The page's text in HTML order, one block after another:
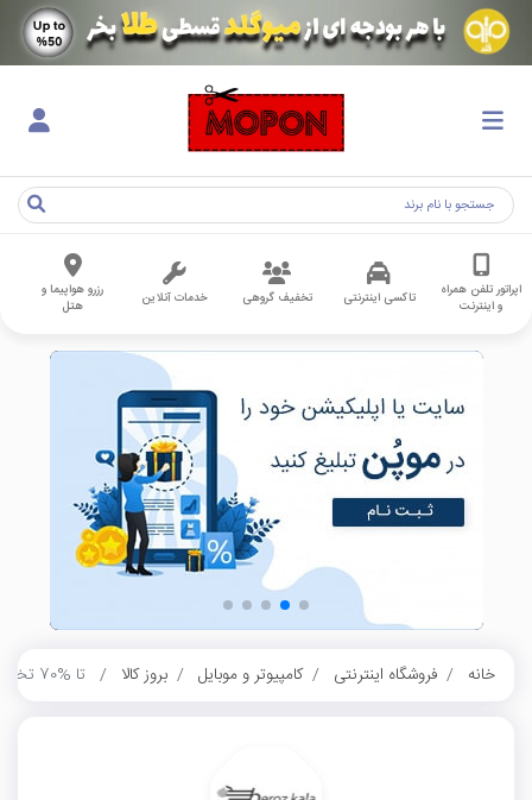
اپراتور تلفن همراه
و اینترنت
تاکسی اینترنتی تخفیف گروهی خدمات آنلاین
رزرو هواپیما و
هتل
خانه فروشگاه اینترنتی کامپیوتر و موبایل بروز کالا تا %70 تخفیف بلک فرایدی بروز کالا